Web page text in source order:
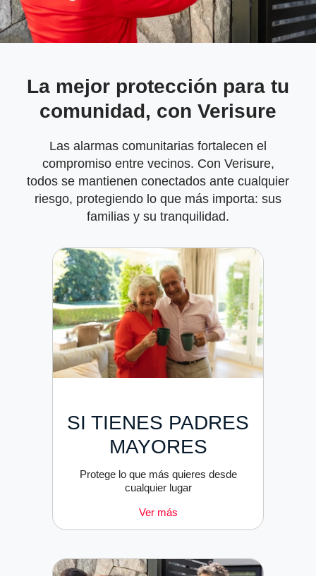
La mejor protección para tu
comunidad, con Verisure
Las alarmas comunitarias fortalecen el
compromiso entre vecinos. Con Verisure,
todos se mantienen conectados ante cualquier
riesgo, protegiendo lo que más importa: sus
familias y su tranquilidad.
SI TIENES PADRES
MAYORES
Protege lo que más quieres desde
cualquier lugar
Ver más